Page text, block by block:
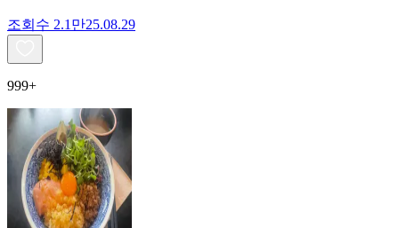
조회수 2.1만25.08.29
999+